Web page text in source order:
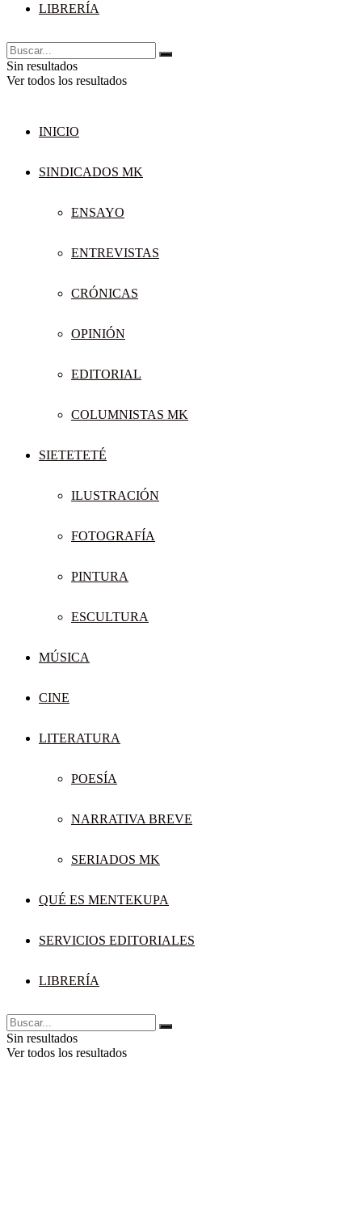
LIBRERÍA
Sin resultados
Ver todos los resultados
INICIO
SINDICADOS MK
ENSAYO
ENTREVISTAS
CRÓNICAS
OPINIÓN
EDITORIAL
COLUMNISTAS MK
SIETETETÉ
ILUSTRACIÓN
FOTOGRAFÍA
PINTURA
ESCULTURA
MÚSICA
CINE
LITERATURA
POESÍA
NARRATIVA BREVE
SERIADOS MK
QUÉ ES MENTEKUPA
SERVICIOS EDITORIALES
LIBRERÍA
Sin resultados
Ver todos los resultados